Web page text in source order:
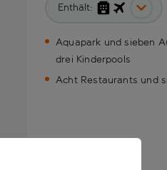
Enthält:
Aquapark und sieben
drei Kinderpools
Acht Restaurants und